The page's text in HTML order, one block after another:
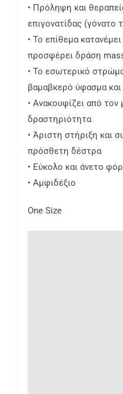
• Πρόληψη και
επιγονατίδας (γόνατο
• Το επίθεμα
προσφέρει δράση
• Το εσωτερικό
βαμαβκερό ύφασμα
• Ανακουφίζει από τον
δραστηριότητα
• Άριστη στήριξη και
πρόσθετη δέστρα
• Εύκολο και άνετο
• Αμφιδέξιo
One Size